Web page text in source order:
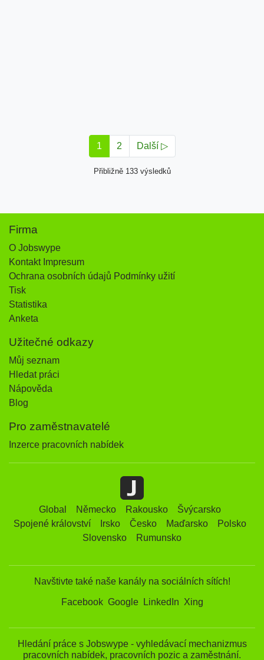
1 2 Další ▷
Přibližně 133 výsledků
Firma
O Jobswype
Kontakt Impresum
Ochrana osobních údajů Podmínky užití
Tisk
Statistika
Anketa
Užitečné odkazy
Můj seznam
Hledat práci
Nápověda
Blog
Pro zaměstnavatelé
Inzerce pracovních nabídek
Global Německo Rakousko
Švýcarsko
Spojené království
Irsko Česko Maďarsko
Polsko
Slovensko
Rumunsko
Navštivte také naše kanály na sociálních sítích!
Facebook Google LinkedIn Xing
Hledání práce s Jobswype - vyhledávací mechanizmus
pracovních nabídek, pracovních pozic a zaměstnání.